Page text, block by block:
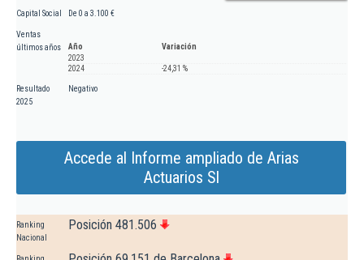
Capital Social De 0 a 3.100 €
Ventas
últimos años
Año
Variación
2023
2024
-24,31 %
Resultado
2025
Negativo
Accede al Informe ampliado de Arias
Actuarios Sl
Ranking
Nacional
Posición 481.506